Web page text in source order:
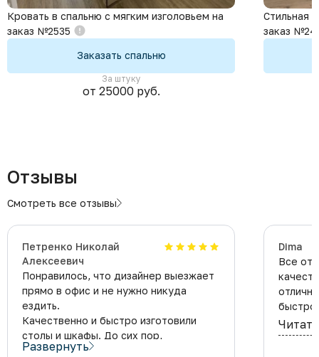
Кровать в спальню с мягким изголовьем на
заказ №2535
Заказать спальню
За штуку
от 25000 руб.
Стильная
заказ
Отзывы
Смотреть все отзывы
Петренко Николай
Алексеевич
Понравилось, что дизайнер выезжает
прямо в офис и не нужно никуда
ездить.
Качественно и быстро изготовили
столы и шкафы. До сих пор,
уже спустя год, нет никаких
Развернуть
Dima
Все